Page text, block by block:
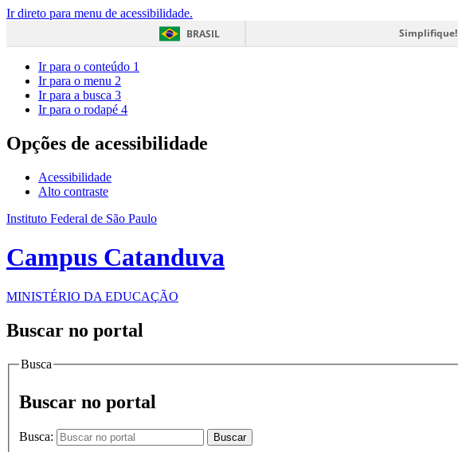
Ir direto para menu de acessibilidade.
BRASIL
Simplifique!
Ir para o conteúdo 1
Ir para o menu 2
Ir para a busca 3
Ir para o rodapé 4
Opções de acessibilidade
Acessibilidade
Alto contraste
Instituto Federal de São Paulo
Campus Catanduva
MINISTÉRIO DA EDUCAÇÃO
Buscar no portal
Busca
Buscar no portal
Busca: Buscar